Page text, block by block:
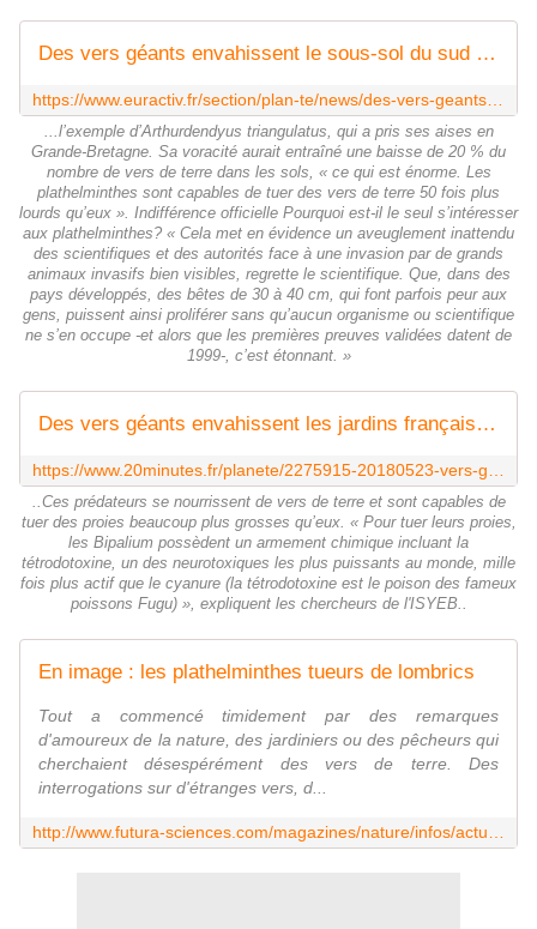
Des vers géants envahissent le sous-sol du sud de la France
...l’exemple d’Arthurdendyus triangulatus, qui a pris ses aises en
Grande-Bretagne. Sa voracité aurait entraîné une baisse de 20 % du
nombre de vers de terre dans les sols, « ce qui est énorme. Les
plathelminthes sont capables de tuer des vers de terre 50 fois plus
lourds qu’eux ». Indifférence officielle Pourquoi est-il le seul s’intéresser
aux plathelminthes? « Cela met en évidence un aveuglement inattendu
des scientifiques et des autorités face à une invasion par de grands
animaux invasifs bien visibles, regrette le scientifique. Que, dans des
pays développés, des bêtes de 30 à 40 cm, qui font parfois peur aux
gens, puissent ainsi proliférer sans qu’aucun organisme ou scientifique
ne s’en occupe -et alors que les premières preuves validées datent de
1999-, c’est étonnant. »
Des vers géants envahissent les jardins français et menacent la biodiversité
..Ces prédateurs se nourrissent de vers de terre et sont capables de
tuer des proies beaucoup plus grosses qu’eux. « Pour tuer leurs proies,
les Bipalium possèdent un armement chimique incluant la
tétrodotoxine, un des neurotoxiques les plus puissants au monde, mille
fois plus actif que le cyanure (la tétrodotoxine est le poison des fameux
poissons Fugu) », expliquent les chercheurs de l'ISYEB..
En image : les plathelminthes tueurs de lombrics
Tout a commencé timidement par des remarques
d'amoureux de la nature, des jardiniers ou des pêcheurs qui
cherchaient désespérément des vers de terre. Des
interrogations sur d'étranges vers, d...